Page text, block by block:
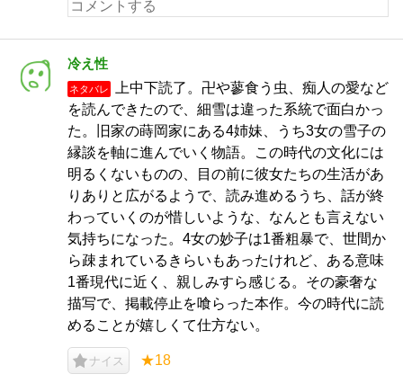
冷え性
ネタバレ
上中下読了。卍や蓼食う虫、痴人の愛など
を読んできたので、細雪は違った系統で面白かっ
た。旧家の蒔岡家にある4姉妹、うち3女の雪子の
縁談を軸に進んでいく物語。この時代の文化には
明るくないものの、目の前に彼女たちの生活があ
りありと広がるようで、読み進めるうち、話が終
わっていくのが惜しいような、なんとも言えない
気持ちになった。4女の妙子は1番粗暴で、世間か
ら疎まれているきらいもあったけれど、ある意味
1番現代に近く、親しみすら感じる。その豪奢な
描写で、掲載停止を喰らった本作。今の時代に読
めることが嬉しくて仕方ない。
ナイス ★18